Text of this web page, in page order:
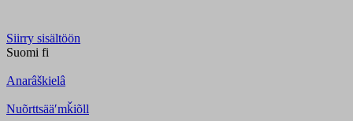
Siirry sisältöön
Suomi fi
Anarâškielâ
Nuõrttsääʹmǩiõll